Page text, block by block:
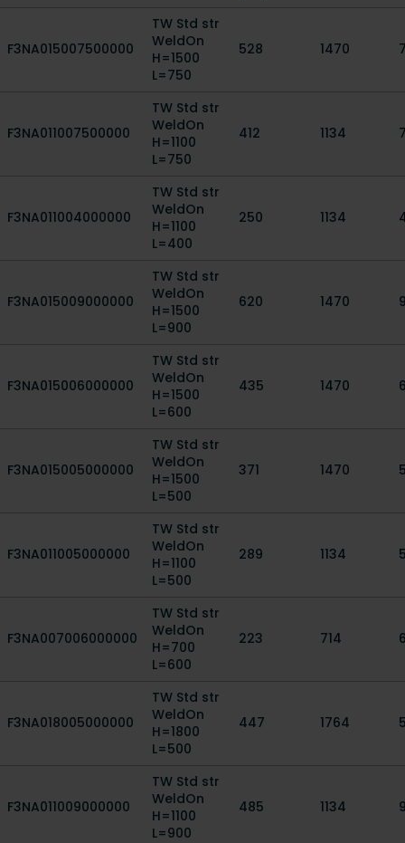
F3NA015007500000
TW Std str
WeldOn
H=1500
L=750
528 1470
F3NA011007500000
TW Std str
WeldOn
H=1100
L=750
412 1134
F3NA011004000000
TW Std str
WeldOn
H=1100
L=400
250 1134
F3NA015009000000
TW Std str
WeldOn
H=1500
L=900
620 1470
F3NA015006000000
TW Std str
WeldOn
H=1500
L=600
435 1470
F3NA015005000000
TW Std str
WeldOn
H=1500
L=500
371 1470
F3NA011005000000
TW Std str
WeldOn
H=1100
L=500
289 1134
F3NA007006000000
TW Std str
WeldOn
H=700
L=600
223 714
F3NA018005000000
TW Std str
WeldOn
H=1800
L=500
447 1764
F3NA011009000000
TW Std str
WeldOn
H=1100
L=900
485 1134